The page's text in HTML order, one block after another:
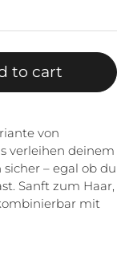
to cart
von
verleihen deinem
– egal ob du
Sanft zum Haar,
mit